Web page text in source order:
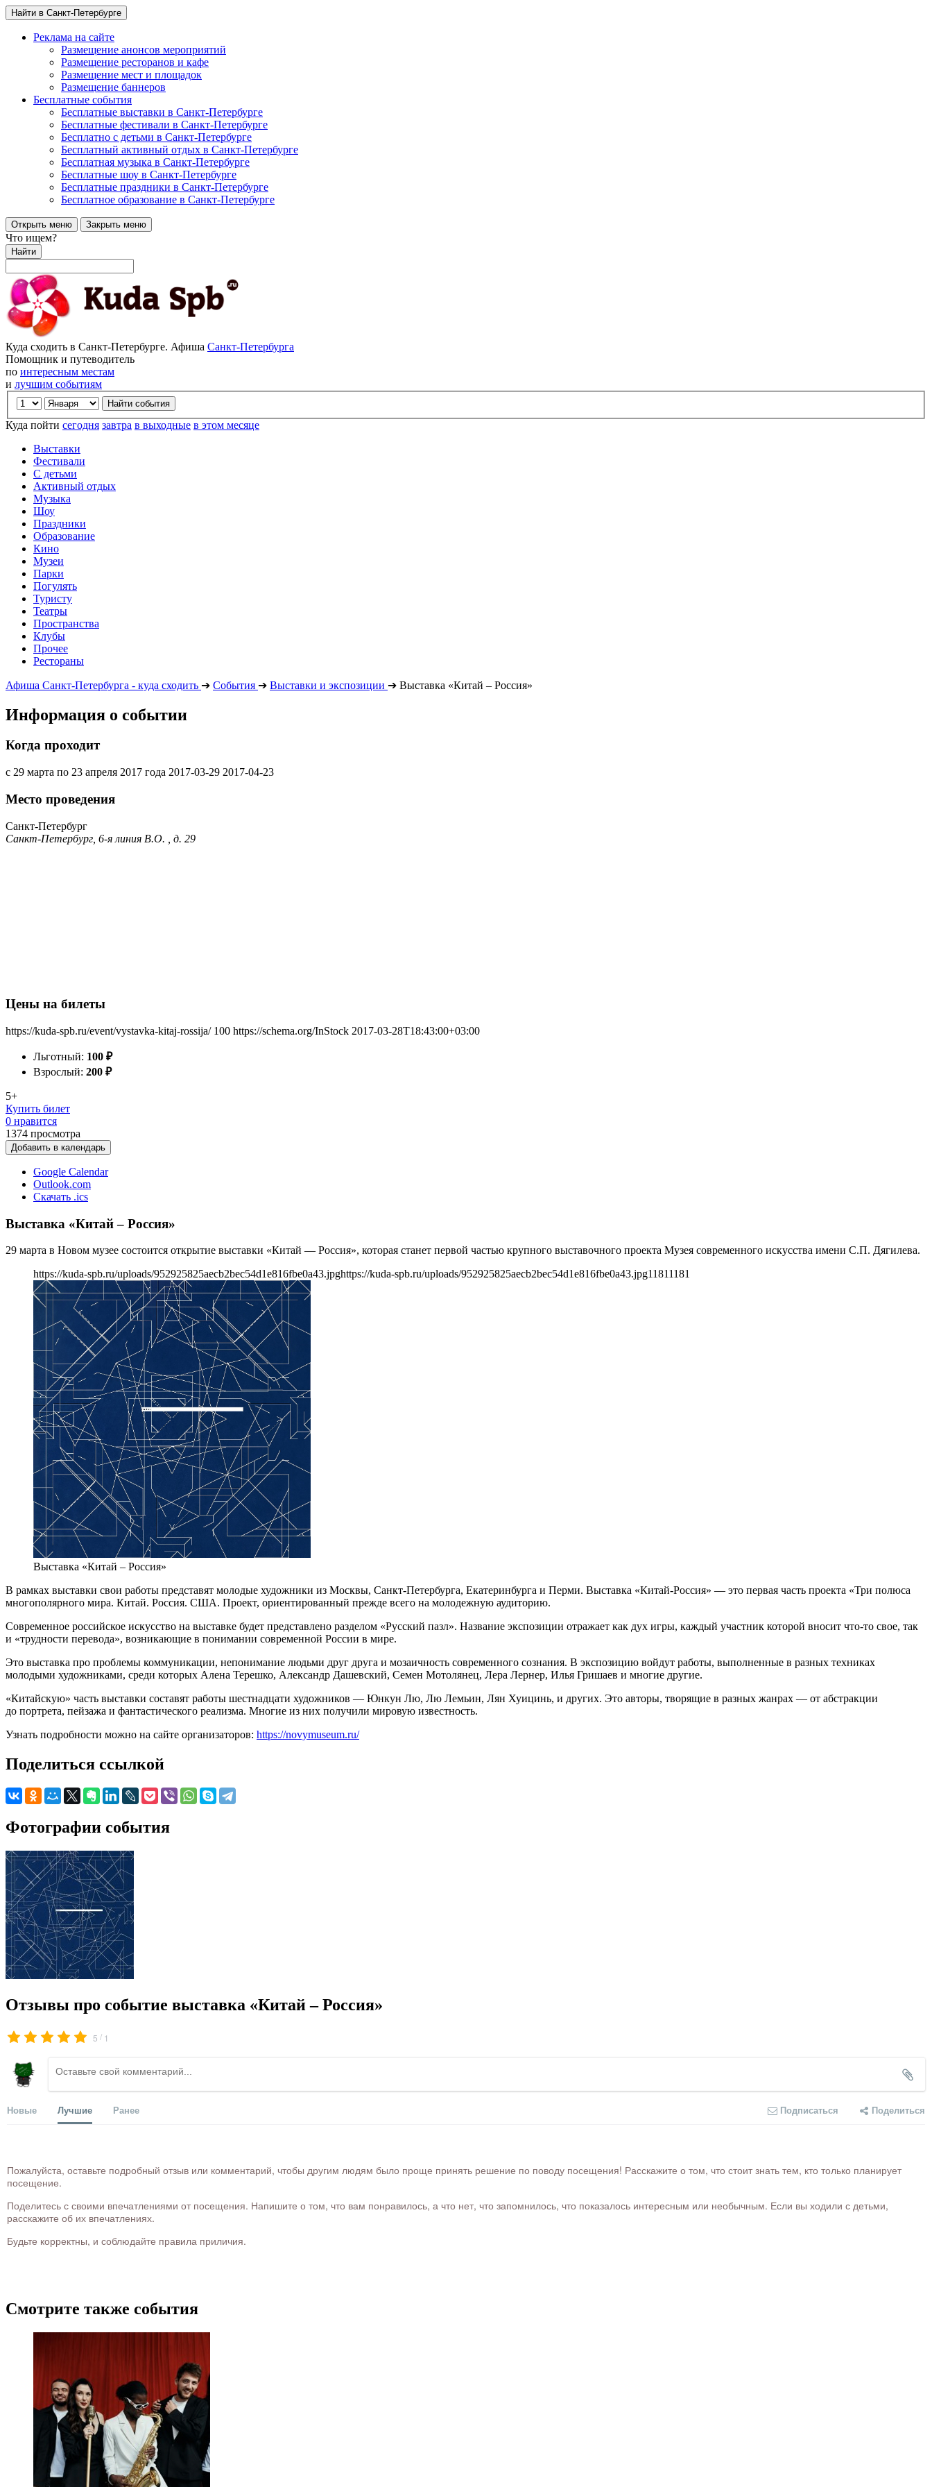
Найти в Санкт-Петербурге
Реклама на сайте
Размещение анонсов мероприятий
Размещение ресторанов и кафе
Размещение мест и площадок
Размещение баннеров
Бесплатные события
Бесплатные выставки в Санкт-Петербурге
Бесплатные фестивали в Санкт-Петербурге
Бесплатно с детьми в Санкт-Петербурге
Бесплатный активный отдых в Санкт-Петербурге
Бесплатная музыка в Санкт-Петербурге
Бесплатные шоу в Санкт-Петербурге
Бесплатные праздники в Санкт-Петербурге
Бесплатное образование в Санкт-Петербурге
Открыть меню Закрыть меню
Что ищем?
Найти
Куда сходить в Санкт-Петербурге. Афиша Санкт-Петербурга
Помощник и путеводитель
по интересным местам
и лучшим событиям
Куда пойти сегодня завтра в выходные в этом месяце
Выставки
Фестивали
С детьми
Активный отдых
Музыка
Шоу
Праздники
Образование
Кино
Музеи
Парки
Погулять
Туристу
Театры
Пространства
Клубы
Прочее
Рестораны
Афиша Санкт-Петербурга - куда сходить ➔ События ➔ Выставки и экспозиции ➔ Выставка «Китай – Россия»
Информация о событии
Когда проходит
с 29 марта по 23 апреля 2017 года 2017-03-29 2017-04-23
Место проведения
Санкт-Петербург
Санкт-Петербург, 6-я линия В.О. , д. 29
Цены на билеты
https://kuda-spb.ru/event/vystavka-kitaj-rossija/ 100 https://schema.org/InStock 2017-03-28T18:43:00+03:00
Льготный: 100 ₽
Взрослый: 200 ₽
5+
Купить билет
0 нравится
1374 просмотра
Добавить в календарь
Google Calendar
Outlook.com
Скачать .ics
Выставка «Китай – Россия»
29 марта в Новом музее состоится открытие выставки «Китай — Россия», которая станет первой частью крупного выставочного проекта Музея современного искусства имени С.П. Дягилева.
https://kuda-spb.ru/uploads/952925825aecb2bec54d1e816fbe0a43.jpghttps://kuda-spb.ru/uploads/952925825aecb2bec54d1e816fbe0a43.jpg11811181
Выставка «Китай – Россия»
В рамках выставки свои работы представят молодые художники из Москвы, Санкт-Петербурга, Екатеринбурга и Перми. Выставка «Китай-Россия» — это первая часть проекта «Три полюса
многополярного мира. Китай. Россия. США. Проект, ориентированный прежде всего на молодежную аудиторию.
Современное российское искусство на выставке будет представлено разделом «Русский пазл». Название экспозиции отражает как дух игры, каждый участник которой вносит что-то свое, так
и «трудности перевода», возникающие в понимании современной России в мире.
Это выставка про проблемы коммуникации, непонимание людьми друг друга и мозаичность современного сознания. В экспозицию войдут работы, выполненные в разных техниках
молодыми художниками, среди которых Алена Терешко, Александр Дашевский, Семен Мотолянец, Лера Лернер, Илья Гришаев и многие другие.
«Китайскую» часть выставки составят работы шестнадцати художников — Юнкун Лю, Лю Лемьин, Лян Хуицинь, и других. Это авторы, творящие в разных жанрах — от абстракции
до портрета, пейзажа и фантастического реализма. Многие из них получили мировую известность.
Узнать подробности можно на сайте организаторов: https://novymuseum.ru/
Поделиться ссылкой
Фотографии события
Отзывы про событие выставка «Китай – Россия»
5 / 1
Новые Лучшие Ранее Подписаться Поделиться
Пожалуйста, оставьте подробный отзыв или комментарий, чтобы другим людям было проще принять решение по поводу посещения! Расскажите о том, что стоит знать тем, кто только планирует
посещение.
Поделитесь с своими впечатлениями от посещения. Напишите о том, что вам понравилось, а что нет, что запомнилось, что показалось интересным или необычным. Если вы ходили с детьми,
расскажите об их впечатлениях.
Будьте корректны, и соблюдайте правила приличия.
Смотрите также события